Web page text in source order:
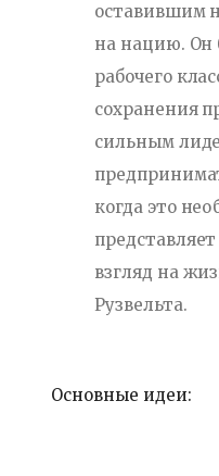
оставившим
на нацию.
рабочего
сохранения
сильным
когда это
взгляд на
Рузвельта.
Основные идеи: